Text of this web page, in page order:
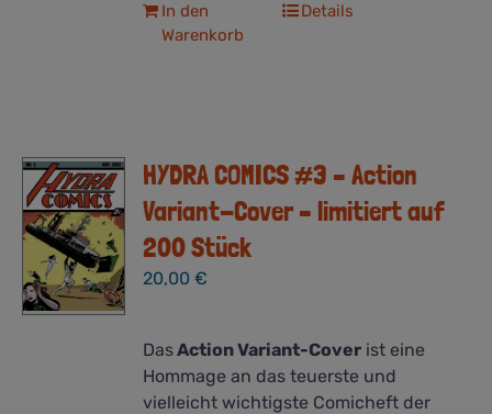
In den
Warenkorb
Details
HYDRA COMICS #3 – Action
Variant-Cover – limitiert auf
200 Stück
20,00€
DasAction Variant-Cover ist eine
Hommage an das teuerste und
vielleicht wichtigste Comicheft der